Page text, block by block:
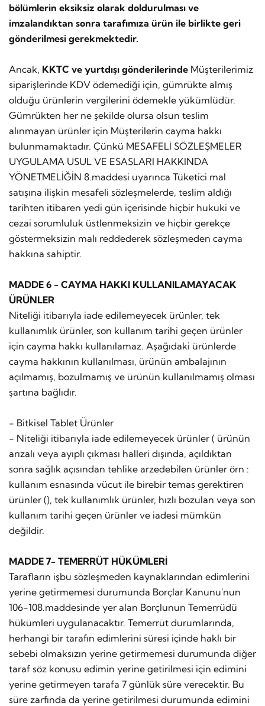
bölümlerin eksiksiz olarak doldurulması ve
imzalandıktan sonra tarafımıza ürün ile birlikte geri
gönderilmesi gerekmektedir.
Ancak, KKTC ve yurtdışı gönderilerinde Müşterilerimiz
siparişlerinde KDV ödemediği için, gümrükte almış
olduğu ürünlerin vergilerini ödemekle yükümlüdür.
Gümrükten her ne şekilde olursa olsun teslim
alınmayan ürünler için Müşterilerin cayma hakkı
bulunmamaktadır. Çünkü MESAFELİ SÖZLEŞMELER
UYGULAMA USUL VE ESASLARI HAKKINDA
YÖNETMELİĞİN 8.maddesi uyarınca Tüketici mal
satışına ilişkin mesafeli sözleşmelerde, teslim aldığı
tarihten itibaren yedi gün içerisinde hiçbir hukuki ve
cezai sorumluluk üstlenmeksizin ve hiçbir gerekçe
göstermeksizin malı reddederek sözleşmeden cayma
hakkına sahiptir.
MADDE 6 - CAYMA HAKKI KULLANILAMAYACAK
ÜRÜNLER
Niteliği itibarıyla iade edilemeyecek ürünler, tek
kullanımlık ürünler, son kullanım tarihi geçen ürünler
için cayma hakkı kullanılamaz. Aşağıdaki ürünlerde
cayma hakkının kullanılması, ürünün ambalajının
açılmamış, bozulmamış ve ürünün kullanılmamış olması
şartına bağlıdır.
- Bitkisel Tablet Ürünler
- Niteliği itibarıyla iade edilemeyecek ürünler ( ürünün
arızalı veya ayıplı çıkması halleri dışında, açıldıktan
sonra sağlık açısından tehlike arzedebilen ürünler örn :
kullanım esnasında vücut ile birebir temas gerektiren
ürünler (), tek kullanımlık ürünler, hızlı bozulan veya son
kullanım tarihi geçen ürünler ve iadesi mümkün
değildir.
MADDE 7- TEMERRÜT HÜKÜMLERİ
Tarafların işbu sözleşmeden kaynaklarından edimlerini
yerine getirmemesi durumunda Borçlar Kanunu'nun
106-108.maddesinde yer alan Borçlunun Temerrüdü
hükümleri uygulanacaktır. Temerrüt durumlarında,
herhangi bir tarafın edimlerini süresi içinde haklı bir
sebebi olmaksızın yerine getirmemesi durumunda diğer
taraf söz konusu edimin yerine getirilmesi için edimini
yerine getirmeyen tarafa 7 günlük süre verecektir. Bu
süre zarfında da yerine getirilmesi durumunda edimini